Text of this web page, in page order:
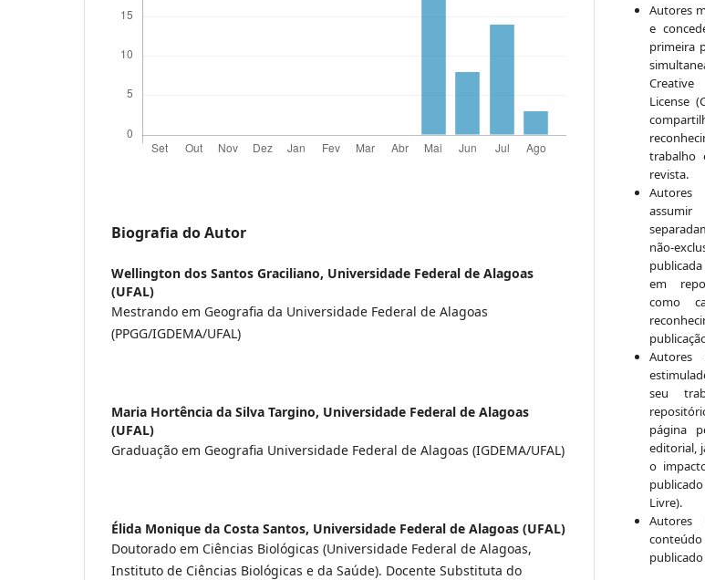
Biografia do Autor
Wellington dos Santos Graciliano, Universidade Federal de Alagoas
(UFAL)
Mestrando em Geografia da Universidade Federal de Alagoas
(PPGG/IGDEMA/UFAL)
Maria Hortência da Silva Targino, Universidade Federal de Alagoas
(UFAL)
Graduação em Geografia Universidade Federal de Alagoas (IGDEMA/UFAL)
Élida Monique da Costa Santos, Universidade Federal de Alagoas (UFAL)
Doutorado em Ciências Biológicas (Universidade Federal de Alagoas,
Instituto de Ciências Biológicas e da Saúde). Docente Substituta do
Autores
e
primeira
License
trabalho
revista.
não-
em
como
seu
página
editorial,
o
Livre).
Autores